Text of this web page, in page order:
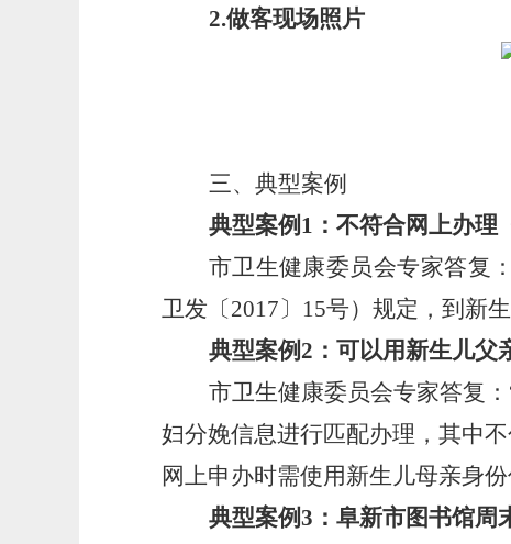
2.做客现场照片
三、典型案例
典型案例 1：不符合网上办理
市卫生健康委员会专家答复
卫发〔2017〕15号）规定，到新
典型案例2：可以用新生儿父
市卫生健康委员会专家答复：
妇分娩信息进行匹配办理，其中
网上申办时需使用新生儿母亲身
典型案例3：阜新市图书馆周